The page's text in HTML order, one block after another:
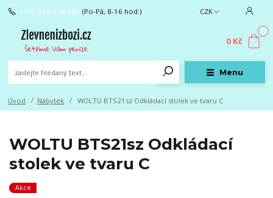
Menu
CZK
+420 705 976 386 (Po-Pá, 8-16 hod.)
0
0 Kč
Úvod Nábytek WOLTU BTS21sz Odkládací stolek ve tvaru C
WOLTU BTS21sz Odkládací
stolek ve tvaru C
Akce